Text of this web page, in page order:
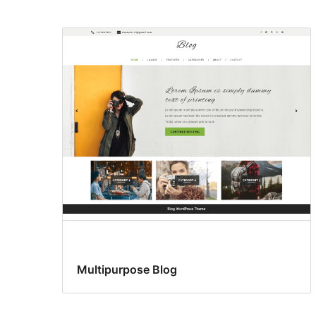
Multipurpose Blog